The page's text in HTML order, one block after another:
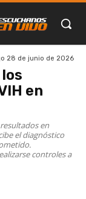
28 de junio de 2026
en
en
el diagnóstico
controles a